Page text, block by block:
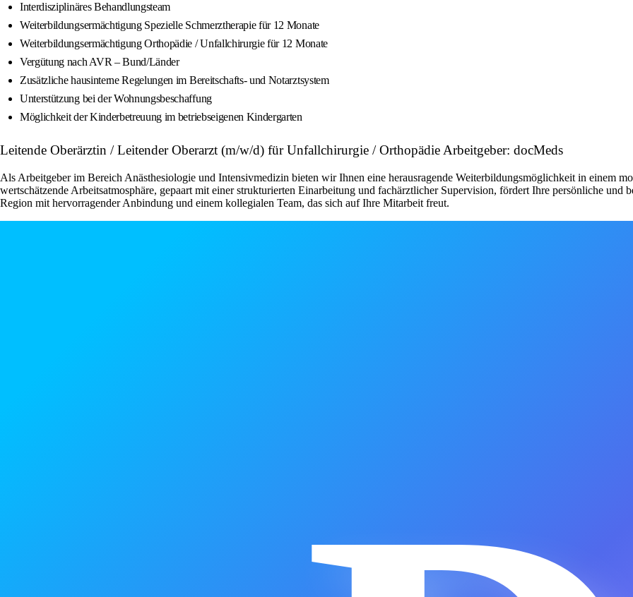
Interdisziplinäres Behandlungsteam
Weiterbildungsermächtigung Spezielle Schmerztherapie für 12 Monate
Weiterbildungsermächtigung Orthopädie / Unfallchirurgie für 12 Monate
Vergütung nach AVR – Bund/Länder
Zusätzliche hausinterne Regelungen im Bereitschafts- und Notarztsystem
Unterstützung bei der Wohnungsbeschaffung
Möglichkeit der Kinderbetreuung im betriebseigenen Kindergarten
Leitende Oberärztin / Leitender Oberarzt (m/w/d) für Unfallchirurgie / Orthopädie Arbeitgeber: docMeds
Als Arbeitgeber im Bereich Anästhesiologie und Intensivmedizin bieten wir Ihnen eine herausragende Weiterbildungsmöglichkeit in einem
wertschätzende Arbeitsatmosphäre, gepaart mit einer strukturierten Einarbeitung und fachärztlicher Supervision, fördert Ihre persönliche
Region mit hervorragender Anbindung und einem kollegialen Team, das sich auf Ihre Mitarbeit freut.